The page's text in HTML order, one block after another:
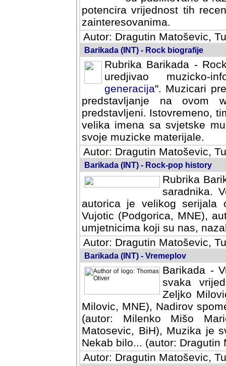
potencira vrijednost tih
zainteresovanima.
Autor: Dragutin Matoševic,
Barikada (INT) - Rock biografije
Rubrika Barikada -
uredjivao muzicko-
Muzicari predstavljeni u
na ovom web portalu
Istovremeno, tim nacinom
sa svjetske muzicke scene
materijale.
Autor: Dragutin Matoševic,
Barikada (INT) - Rock-pop history
Rubrika
saradnika.
autorica je velikog serijala
Vujotic (Podgorica, MNE),
umjetnicima koji su nas,
Autor: Dragutin Matoševic,
Barikada (INT) - Vremeplov
Barikada -
svaka
Milovic,
MNE), Nadirov spomenar
Milenko Mišo Maric, UK),
Muzika je svirala (autor:
(autor: Dragutin Matosevic,
Autor: Dragutin Matoševic,